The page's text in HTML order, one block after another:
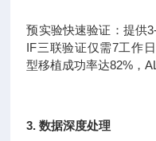
预实验快速验证：提供
IF三联验证仅需7工作
型移植成功率达82%，
3. 数据深度处理